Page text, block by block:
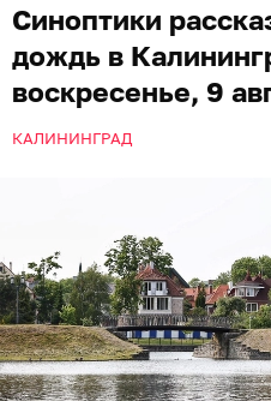
Синоптики
дождь в
воскресенье, 9
КАЛИНИНГРАД